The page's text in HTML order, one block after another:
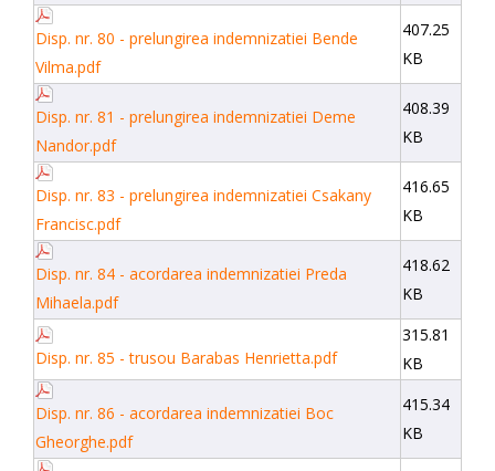
Disp. nr. 80 - prelungirea indemnizatiei Bende
Vilma.pdf
407.25
KB
Disp. nr. 81 - prelungirea indemnizatiei Deme
Nandor.pdf
408.39
KB
Disp. nr. 83 - prelungirea indemnizatiei Csakany
Francisc.pdf
416.65
KB
Disp. nr. 84 - acordarea indemnizatiei Preda
Mihaela.pdf
418.62
KB
Disp. nr. 85 - trusou Barabas Henrietta.pdf
315.81
KB
Disp. nr. 86 - acordarea indemnizatiei Boc
Gheorghe.pdf
415.34
KB